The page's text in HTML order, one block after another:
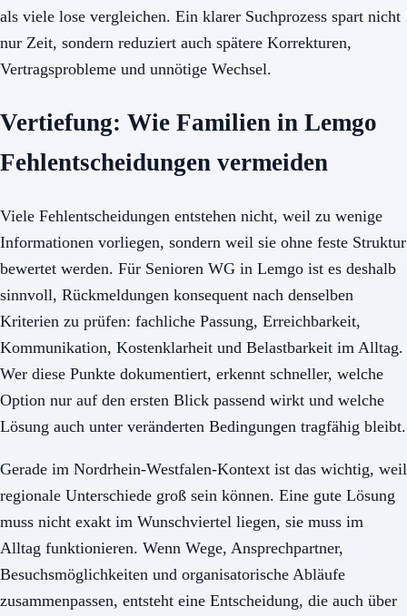
als viele lose vergleichen. Ein klarer Suchprozess spart nicht
nur Zeit, sondern reduziert auch spätere Korrekturen,
Vertragsprobleme und unnötige Wechsel.
Vertiefung: Wie Familien in Lemgo
Fehlentscheidungen vermeiden
Viele Fehlentscheidungen entstehen nicht, weil zu wenige
Informationen vorliegen, sondern weil sie ohne feste Struktur
bewertet werden. Für Senioren WG in Lemgo ist es deshalb
sinnvoll, Rückmeldungen konsequent nach denselben
Kriterien zu prüfen: fachliche Passung, Erreichbarkeit,
Kommunikation, Kostenklarheit und Belastbarkeit im Alltag.
Wer diese Punkte dokumentiert, erkennt schneller, welche
Option nur auf den ersten Blick passend wirkt und welche
Lösung auch unter veränderten Bedingungen tragfähig bleibt.
Gerade im Nordrhein-Westfalen-Kontext ist das wichtig, weil
regionale Unterschiede groß sein können. Eine gute Lösung
muss nicht exakt im Wunschviertel liegen, sie muss im
Alltag funktionieren. Wenn Wege, Ansprechpartner,
Besuchsmöglichkeiten und organisatorische Abläufe
zusammenpassen, entsteht eine Entscheidung, die auch über